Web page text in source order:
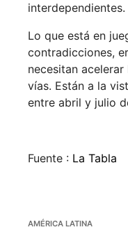
interdependientes.
Lo que está en
contradicciones,
necesitan
vías. Están a la
entre abril y julio
Fuente : La Tabla
AMÉRICA LATINA